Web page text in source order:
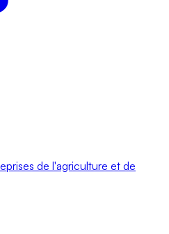
de l'agriculture et de